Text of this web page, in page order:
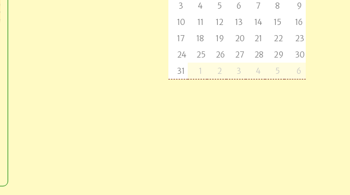
3
4 5 6 7 8
9
10
11 12 13 14 15
16
17
18 19 20 21 22
23
24
25 26 27 28 29
30
31
1 2 3 4 5 6